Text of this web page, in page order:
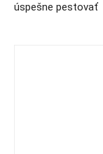
úspešne pestovať